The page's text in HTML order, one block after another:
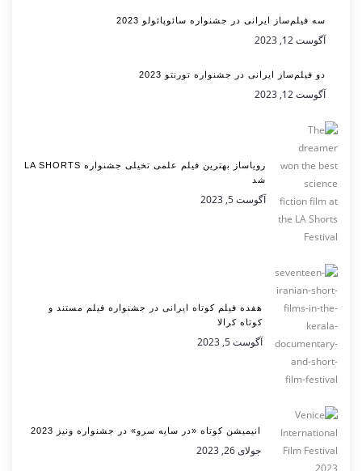
سه فیلم‌ساز ایرانی در جشنواره سائوپائولو 2023
آگوست 12, 2023
دو فیلم‌ساز ایرانی در جشنواره تورنتو 2023
آگوست 12, 2023
رویاساز بهترین فیلم علمی تخیلی جشنواره LA SHORTS
شد
آگوست 5, 2023
هفده فیلم کوتاه ایرانی در جشنواره فیلم مستند و
کوتاه کرالا
آگوست 5, 2023
انیمیشن کوتاه «در سایه سرو» در جشنواره ونیز 2023
جولای 26, 2023